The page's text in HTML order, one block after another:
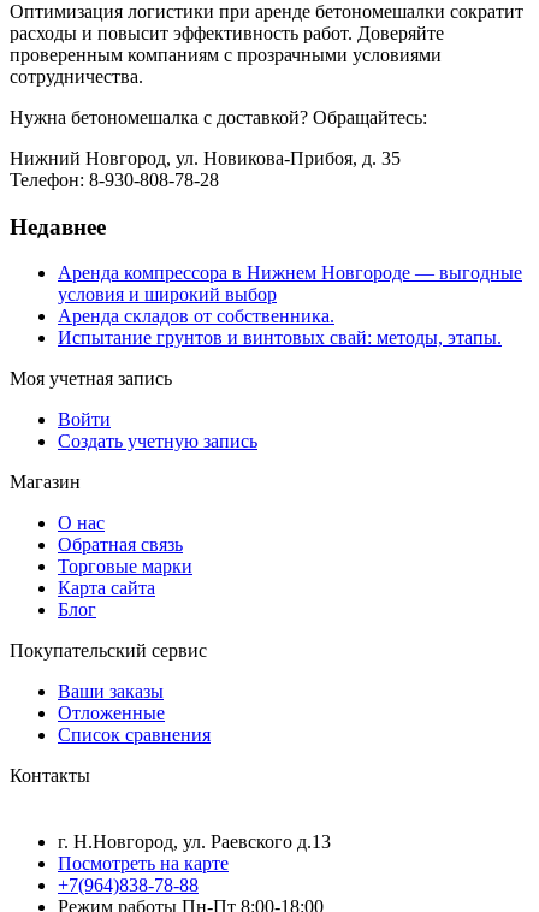
Оптимизация логистики при аренде бетономешалки сократит
расходы и повысит эффективность работ. Доверяйте
проверенным компаниям с прозрачными условиями
сотрудничества.
Нужна бетономешалка с доставкой? Обращайтесь:
Нижний Новгород, ул. Новикова-Прибоя, д. 35
Телефон: 8-930-808-78-28
Недавнее
Аренда компрессора в Нижнем Новгороде — выгодные
условия и широкий выбор
Аренда складов от собственника.
Испытание грунтов и винтовых свай: методы, этапы.
Моя учетная запись
Войти
Создать учетную запись
Магазин
О нас
Обратная связь
Торговые марки
Карта сайта
Блог
Покупательский сервис
Ваши заказы
Отложенные
Список сравнения
Контакты
г. Н.Новгород, ул. Раевского д.13
Посмотреть на карте
+7(964)838-78-88
Режим работы Пн-Пт 8:00-18:00